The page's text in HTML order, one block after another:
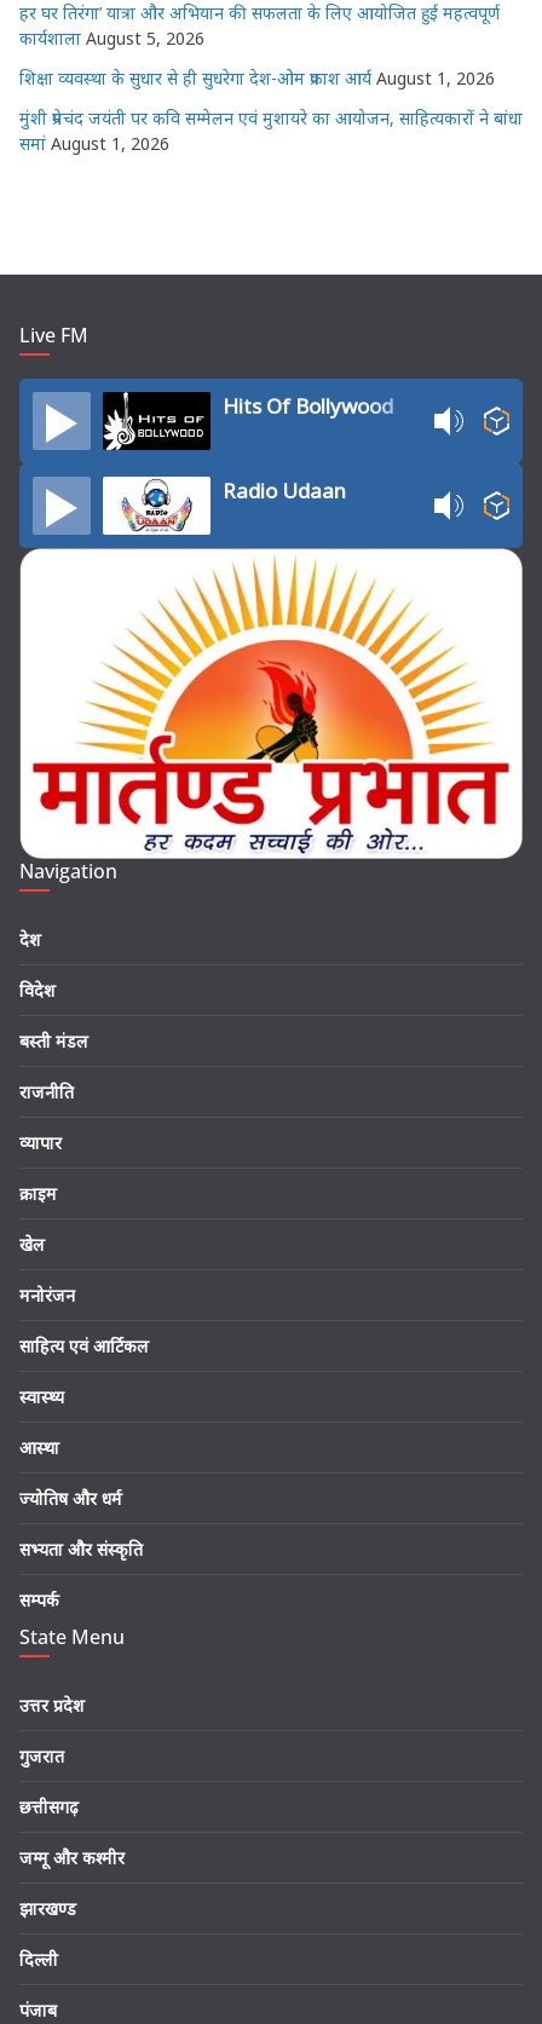
हर घर तिरंगा’ यात्रा और अभियान की सफलता के लिए आयोजित हुई महत्वपूर्ण
कार्यशाला August 5, 2026
शिक्षा व्यवस्था के सुधार से ही सुधरेगा देश-ओम प्रकाश आर्य August 1, 2026
मुंशी प्रेमचंद जयंती पर कवि सम्मेलन एवं मुशायरे का आयोजन, साहित्यकारों ने बांधा
समां August 1, 2026
Live FM
Hits Of Bollywood
Radio Udaan
Navigation
देश
विदेश
बस्ती मंडल
राजनीति
व्यापार
क्राइम
खेल
मनोरंजन
साहित्य एवं आर्टिकल
स्वास्थ्य
आस्था
ज्योतिष और धर्म
सभ्यता और संस्कृति
सम्पर्क
State Menu
उत्तर प्रदेश
गुजरात
छत्तीसगढ़
जम्मू और कश्मीर
झारखण्ड
दिल्ली
पंजाब